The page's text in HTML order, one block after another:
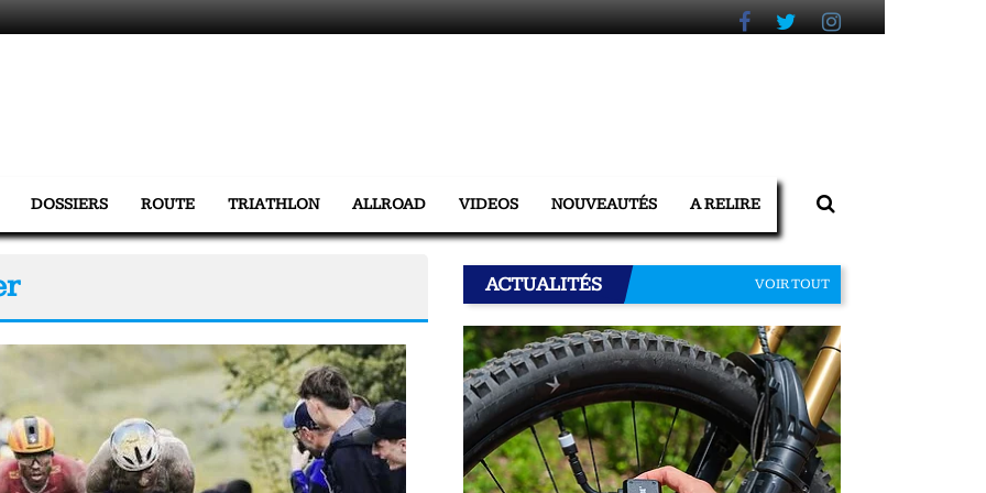
DOSSIERS ROUTE TRIATHLON ALLROAD VIDEOS NOUVEAUTÉS A RELIRE
ACTUALITÉS VOIR TOUT